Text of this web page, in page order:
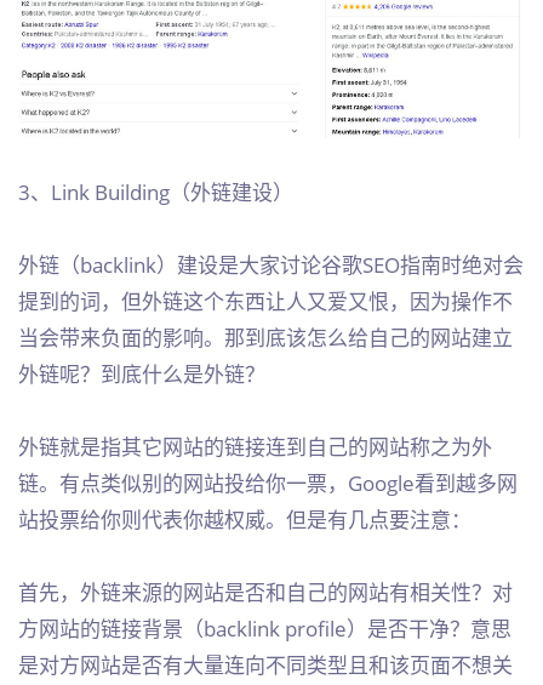
3、Link Building（外链建设）
外链（backlink）建设是大家讨论谷歌SEO指南时绝对会
提到的词，但外链这个东西让人又爱又恨，因为操作不
当会带来负面的影响。那到底该怎么给自己的网站建立
外链呢？到底什么是外链？
外链就是指其它网站的链接连到自己的网站称之为外
链。有点类似别的网站投给你一票，Google看到越多网
站投票给你则代表你越权威。但是有几点要注意：
首先，外链来源的网站是否和自己的网站有相关性？对
方网站的链接背景（backlink profile）是否干净？意思
是对方网站是否有大量连向不同类型且和该页面不想关